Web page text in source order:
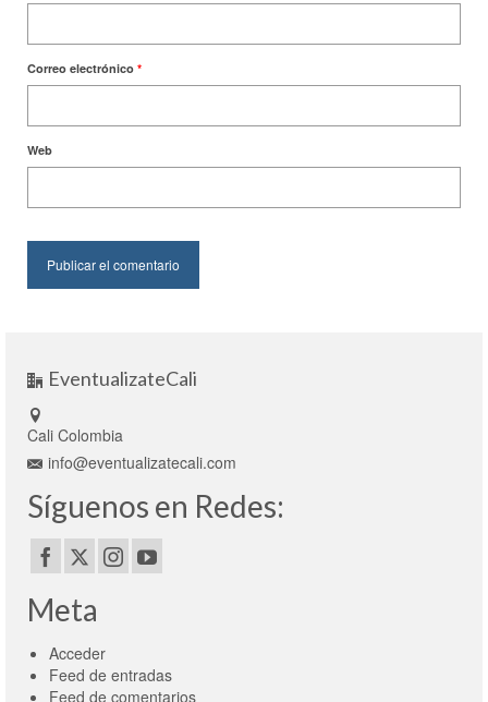
Correo electrónico *
Web
EventualizateCali
Cali Colombia
info@eventualizatecali.com
Síguenos en Redes:
Meta
Acceder
Feed de entradas
Feed de comentarios